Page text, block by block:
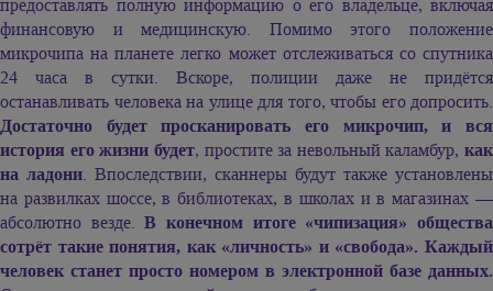
финансовую и медицинскую. Помимо этого положение
микрочипа на планете легко может отслеживаться со спутника
24 часа в сутки. Вскоре, полиции даже не придётся
останавливать человека на улице для того, чтобы его допросить.
Достаточно будет просканировать его микрочип, и вся
история его жизни будет, простите за невольный каламбур, как
на ладони. Впоследствии, сканнеры будут также установлены
на развилках шоссе, в библиотеках, в школах и в магазинах —
абсолютно везде.В конечном итоге «чипизация» общества
сотрёт такие понятия, как «личность» и «свобода». Каждый
человек станет просто номером в электронной базе данных.